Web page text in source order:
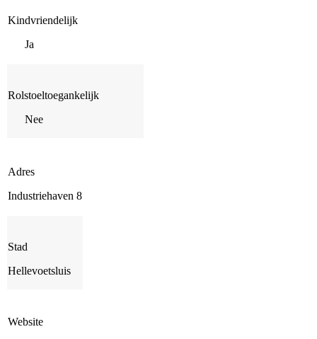
Kindvriendelijk
Ja
Rolstoeltoegankelijk
Nee
Adres
Industriehaven 8
Stad
Hellevoetsluis
Website